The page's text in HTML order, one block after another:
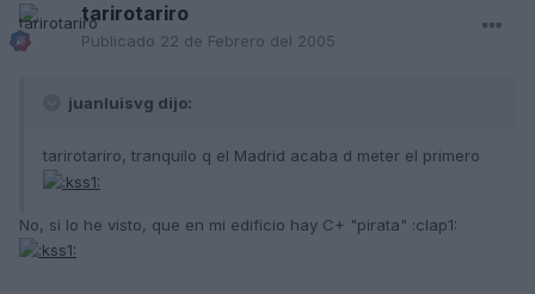
tarirotariro
Publicado 22 de Febrero del 2005
juanluisvg dijo:
tarirotariro, tranquilo q el Madrid acaba d meter el primero
No, si lo he visto, que en mi edificio hay C+ "pirata" :clap1: